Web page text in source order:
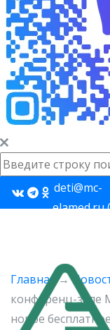
deti@mc-
elamed.ru
Главная →
конференц-зале
новое